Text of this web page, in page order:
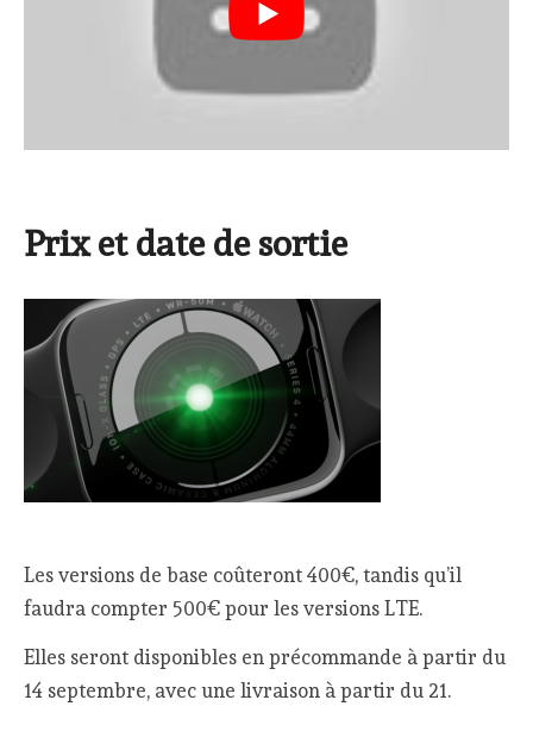
Prix et date de sortie
Les versions de base coûteront 400€, tandis qu’il
faudra compter 500€ pour les versions LTE.
Elles seront disponibles en précommande à partir du
14 septembre, avec une livraison à partir du 21.